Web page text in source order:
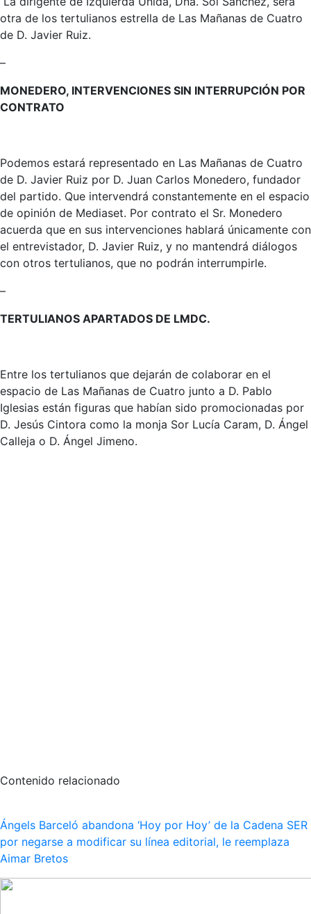
otra de los tertulianos estrella de Las Mañanas de Cuatro
de D. Javier Ruiz.
–
MONEDERO, INTERVENCIONES SIN INTERRUPCIÓN POR
CONTRATO
Podemos estará representado en Las Mañanas de Cuatro
de D. Javier Ruiz por D. Juan Carlos Monedero, fundador
del partido. Que intervendrá constantemente en el espacio
de opinión de Mediaset. Por contrato el Sr. Monedero
acuerda que en sus intervenciones hablará únicamente con
el entrevistador, D. Javier Ruiz, y no mantendrá diálogos
con otros tertulianos, que no podrán interrumpirle.
–
TERTULIANOS APARTADOS DE LMDC.
Entre los tertulianos que dejarán de colaborar en el
espacio de Las Mañanas de Cuatro junto a D. Pablo
Iglesias están figuras que habían sido promocionadas por
D. Jesús Cintora como la monja Sor Lucía Caram, D. Ángel
Calleja o D. Ángel Jimeno.
Contenido relacionado
Ángels Barceló abandona ‘Hoy por Hoy’ de la Cadena SER
por negarse a modificar su línea editorial, le reemplaza
Aimar Bretos